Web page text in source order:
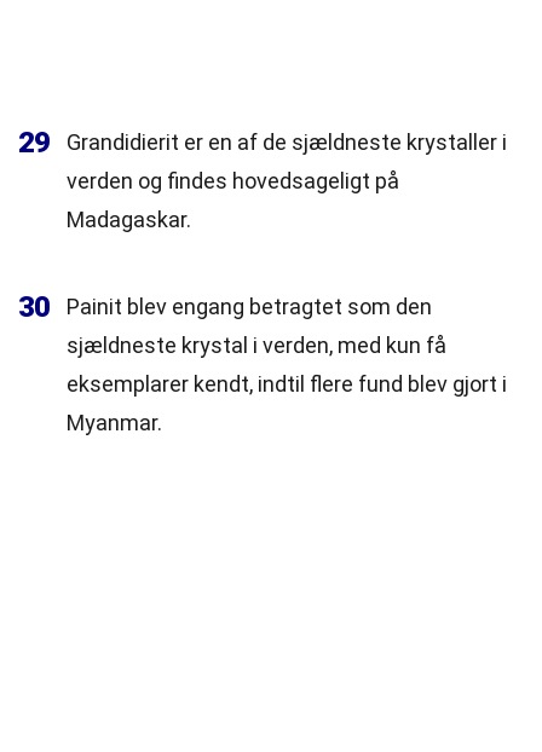
29
Grandidierit er en af de sjældneste krystaller i
verden og findes hovedsageligt på
Madagaskar.
30
Painit blev engang betragtet som den
sjældneste krystal i verden, med kun få
eksemplarer kendt, indtil flere fund blev gjort i
Myanmar.